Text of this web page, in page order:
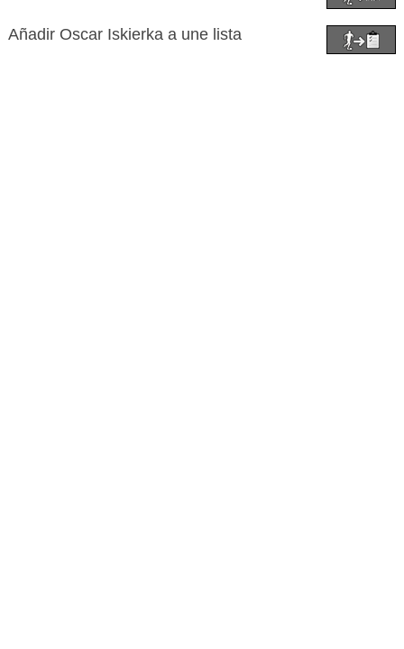
Añadir Oscar Iskierka a une lista